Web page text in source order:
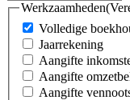
Werkzaamheden
Volledige
Jaarrekening
Aangifte
Aangifte
Aangifte